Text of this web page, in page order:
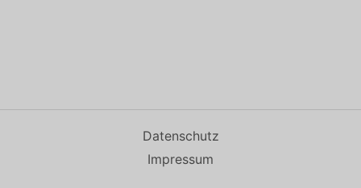
Datenschutz
Impressum